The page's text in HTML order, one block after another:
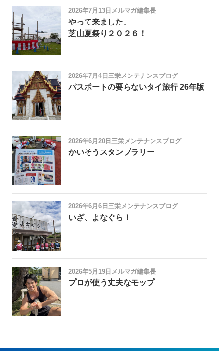
2026年7月13日 メルマガ編集長
やって来ました、
芝山夏祭り２０２６！
2026年7月4日 三栄メンテナンスブログ
パスポートの要らないタイ旅行 26年版
2026年6月20日 三栄メンテナンスブログ
かいそうスタンプラリー
2026年6月6日 三栄メンテナンスブログ
いざ、よなぐら！
2026年5月19日 メルマガ編集長
プロが使う丈夫なモップ